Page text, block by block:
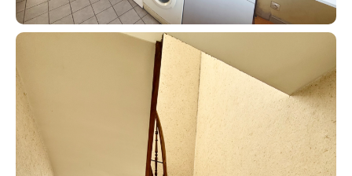
Contacter un conseiller
Estimer/Vendre
Acheter